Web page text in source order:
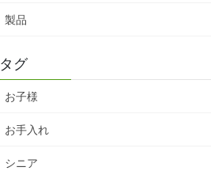
製品
タグ
お子様
お手入れ
シニア